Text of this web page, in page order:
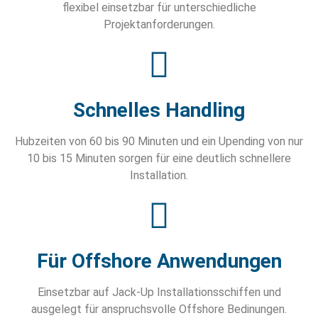
flexibel einsetzbar für unterschiedliche
Projektanforderungen.
Schnelles Handling
Hubzeiten von 60 bis 90 Minuten und ein Upending von nur
10 bis 15 Minuten sorgen für eine deutlich schnellere
Installation.
Für Offshore Anwendungen
Einsetzbar auf Jack-Up Installationsschiffen und
ausgelegt für anspruchsvolle Offshore Bedinungen.